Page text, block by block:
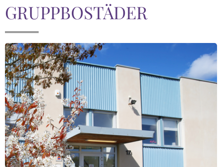
GRUPPBOSTÄDER